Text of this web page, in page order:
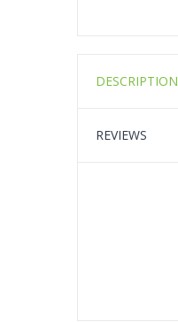
DESCRIPTION
REVIEWS